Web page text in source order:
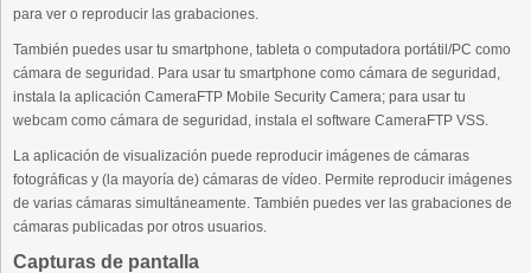
para ver o reproducir las grabaciones.
También puedes usar tu smartphone, tableta o computadora portátil/PC como
cámara de seguridad. Para usar tu smartphone como cámara de seguridad,
instala la aplicación CameraFTP Mobile Security Camera; para usar tu
webcam como cámara de seguridad, instala el software CameraFTP VSS.
La aplicación de visualización puede reproducir imágenes de cámaras
fotográficas y (la mayoría de) cámaras de vídeo. Permite reproducir imágenes
de varias cámaras simultáneamente. También puedes ver las grabaciones de
cámaras publicadas por otros usuarios.
Capturas de pantalla